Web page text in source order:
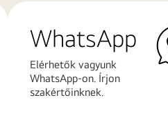
WhatsApp
Elérhetők vagyunk
WhatsApp-on. Írjon
szakértőinknek.